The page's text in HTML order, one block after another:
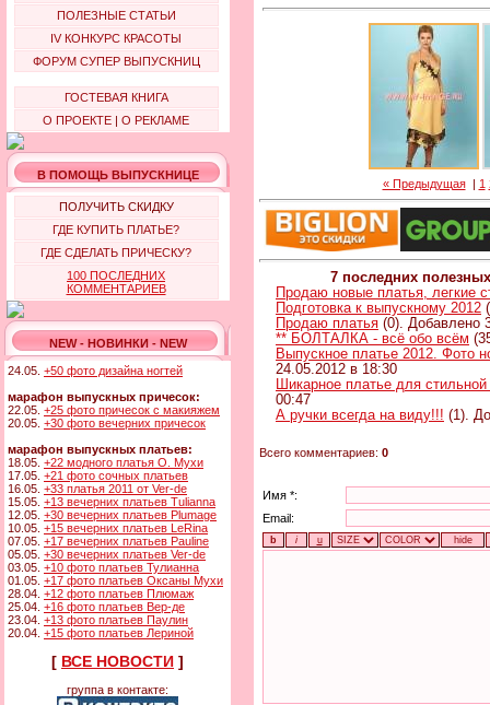
ПОЛЕЗНЫЕ СТАТЬИ
IV КОНКУРС КРАСОТЫ
ФОРУМ СУПЕР ВЫПУСКНИЦ
ГОСТЕВАЯ КНИГА
О ПРОЕКТЕ | О РЕКЛАМЕ
В ПОМОЩЬ ВЫПУСКНИЦЕ
ПОЛУЧИТЬ СКИДКУ
ГДЕ КУПИТЬ ПЛАТЬЕ?
ГДЕ СДЕЛАТЬ ПРИЧЕСКУ?
100 ПОСЛЕДНИХ
КОММЕНТАРИЕВ
NEW - НОВИНКИ - NEW
24.05. +50 фото дизайна ногтей
марафон выпускных причесок:
22.05. +25 фото причесок с макияжем
20.05. +30 фото вечерних причесок
марафон выпускных платьев:
18.05. +22 модного платья О. Мухи
17.05. +21 фото сочных платьев
16.05. +33 платья 2011 от Ver-de
15.05. +13 вечерних платьев Tulianna
12.05. +30 вечерних платьев Plumage
10.05. +15 вечерних платьев LeRina
07.05. +17 вечерних платьев Pauline
05.05. +30 вечерних платьев Ver-de
03.05. +10 фото платьев Тулианна
01.05. +17 фото платьев Оксаны Мухи
28.04. +12 фото платьев Плюмаж
25.04. +16 фото платьев Вер-де
23.04. +13 фото платьев Паулин
20.04. +15 фото платьев Лериной
[ ВСЕ НОВОСТИ ]
группа в контакте:
« Предыдущая| 1
7 последних
Продаю новые платья, легкие
Подготовка к выпускному 2012
Продаю платья (0). Добавлено
** БОЛТАЛКА - всё обо всём
Выпускное платье 2012. Фото
24.05.2012 в 18:30
Шикарное платье для
00:47
А ручки всегда на виду!!! (1).
Всего комментариев: 0
Имя *:
Email: